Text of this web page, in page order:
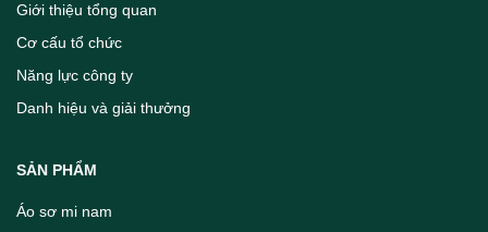
Giới thiệu tổng quan
Cơ cấu tổ chức
Năng lực công ty
Danh hiệu và giải thưởng
SẢN PHẨM
Áo sơ mi nam